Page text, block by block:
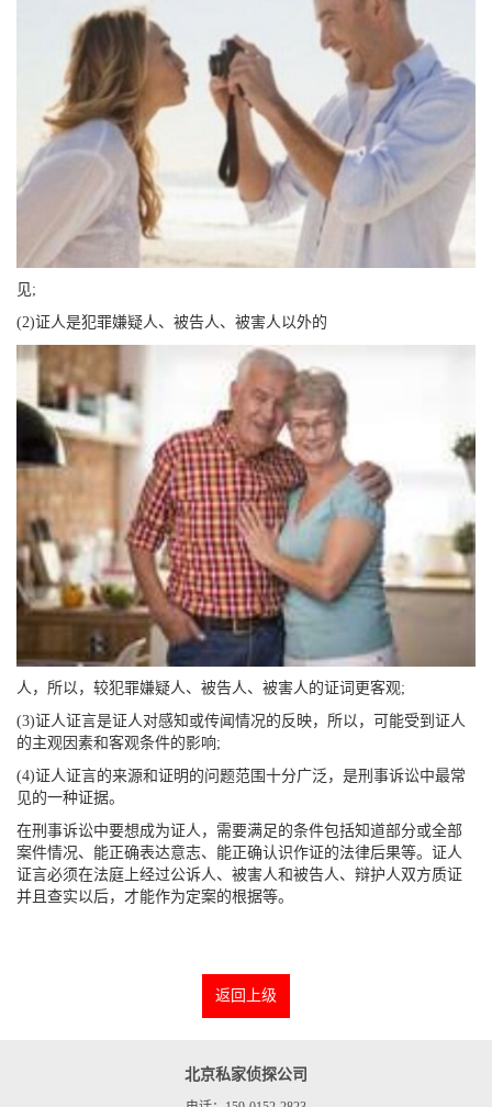
见;
(2)证人是犯罪嫌疑人、被告人、被害人以外的
人，所以，较犯罪嫌疑人、被告人、被害人的证词更客观;
(3)证人证言是证人对感知或传闻情况的反映，所以，可能受到证人
的主观因素和客观条件的影响;
(4)证人证言的来源和证明的问题范围十分广泛，是刑事诉讼中最常
见的一种证据。
在刑事诉讼中要想成为证人，需要满足的条件包括知道部分或全部
案件情况、能正确表达意志、能正确认识作证的法律后果等。证人
证言必须在法庭上经过公诉人、被害人和被告人、辩护人双方质证
并且查实以后，才能作为定案的根据等。
返回上级
北京私家侦探公司